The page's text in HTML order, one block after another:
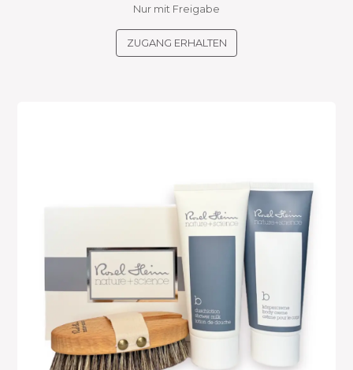
Nur mit Freigabe
ZUGANG ERHALTEN